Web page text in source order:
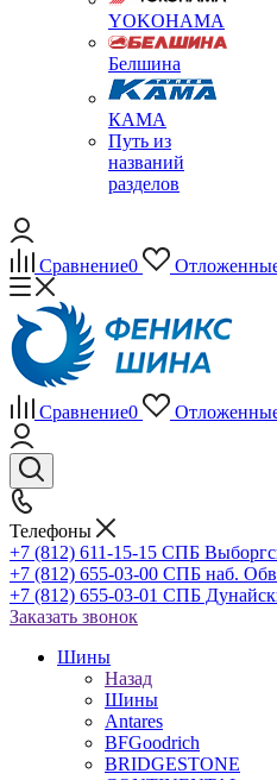
YOKOHAMA
Белшина
КАМА
Путь из
названий
разделов
Сравнение0
Сравнение0
Телефоны
+7 (812) 611-15-15 СПБ
+7 (812) 655-03-00 СПБ наб.
+7 (812) 655-03-01 СПБ
Заказать звонок
Шины
Назад
Шины
Antares
BFGoodrich
BRIDGESTONE